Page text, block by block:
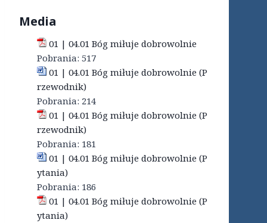
Media
01 | 04.01 Bóg miłuje dobrowolnie
Pobrania: 517
01 | 04.01 Bóg miłuje dobrowolnie (P
rzewodnik)
Pobrania: 214
01 | 04.01 Bóg miłuje dobrowolnie (P
rzewodnik)
Pobrania: 181
01 | 04.01 Bóg miłuje dobrowolnie (P
ytania)
Pobrania: 186
01 | 04.01 Bóg miłuje dobrowolnie (P
ytania)